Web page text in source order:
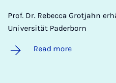
Prof. Dr. Rebecca Grotjahn
Universität Paderborn
Read more